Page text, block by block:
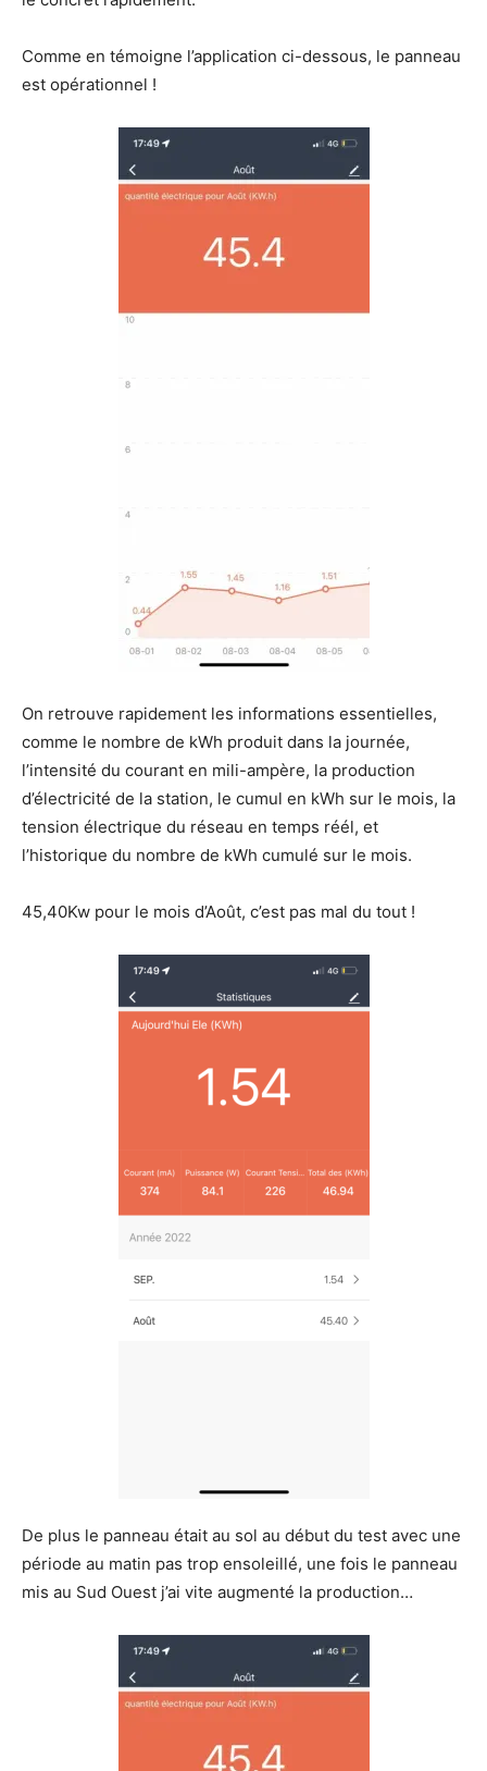
Comme en témoigne l’application ci-dessous, le panneau
est opérationnel !
On retrouve rapidement les informations essentielles,
comme le nombre de kWh produit dans la journée,
l’intensité du courant en mili-ampère, la production
d’électricité de la station, le cumul en kWh sur le mois, la
tension électrique du réseau en temps réél, et
l’historique du nombre de kWh cumulé sur le mois.
45,40Kw pour le mois d’Août, c’est pas mal du tout !
De plus le panneau était au sol au début du test avec une
période au matin pas trop ensoleillé, une fois le panneau
mis au Sud Ouest j’ai vite augmenté la production…